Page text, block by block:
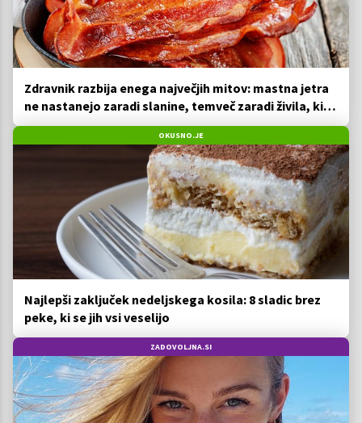
Zdravnik razbija enega največjih mitov: mastna jetra
ne nastanejo zaradi slanine, temveč zaradi živila, ki
ga imamo vsi radi
OKUSNO.JE
Najlepši zaključek nedeljskega kosila: 8 sladic brez
peke, ki se jih vsi veselijo
ZADOVOLJNA.SI